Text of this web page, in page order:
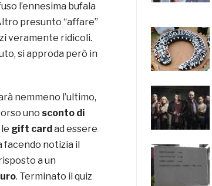
l’ennesima bufala
presunto “affare”
veramente ridicoli.
si approda però in
nemmeno l’ultimo,
uno sconto di
gift card ad essere
facendo notizia il
a un
. Terminato il quiz